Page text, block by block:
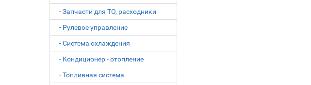
- Запчасти для ТО, расходники
- Рулевое управление
- Система охлаждения
- Кондиционер - отопление
- Топливная система